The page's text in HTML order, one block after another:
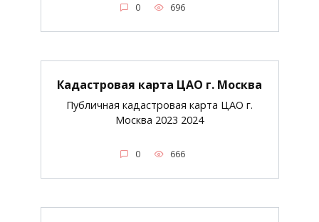
0 696
Кадастровая карта ЦАО г. Москва
Публичная кадастровая карта ЦАО г.
Москва 2023 2024
0 666